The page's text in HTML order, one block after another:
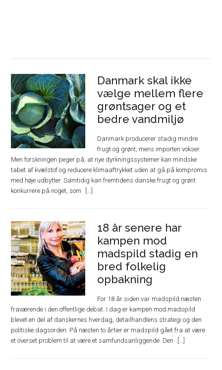
Danmark skal ikke
vælge mellem flere
grøntsager og et
bedre vandmiljø
Danmark producerer stadig mindre
frugt og grønt, mens importen vokser.
Men forskningen peger på, at nye dyrkningssystemer kan mindske
tabet af kvælstof og reducere klimaaftrykket uden at gå på kompromis
med høje udbytter. Samtidig kan fremtidens danske frugt og grønt
konkurrere på noget, som
18 år senere har
kampen mod
madspild stadig en
bred folkelig
opbakning
For 18 år siden var madspild næsten
fraværende i den offentlige debat. I dag er kampen mod madspild
blevet en del af danskernes hverdag, detailhandlens strategi og den
politiske dagsorden. På næsten to årtier er madspild gået fra at være
et overset problem til at være et samfundsanliggende. Den